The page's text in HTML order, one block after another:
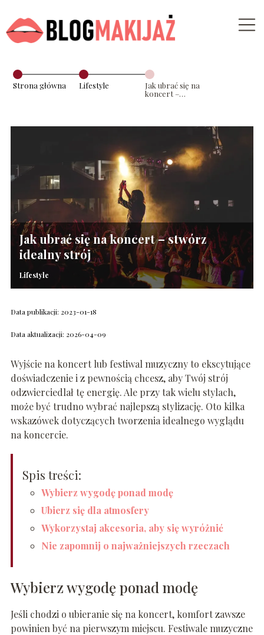
Strona główna Lifestyle
Jak ubrać się na
koncert –
Jak ubrać się na koncert – stwórz
idealny strój
Lifestyle
Data publikacji: 2023-01-18
Data aktualizacji: 2026-04-09
Wyjście na koncert lub festiwal muzyczny to ekscytujące
doświadczenie i z pewnością chcesz, aby Twój strój
odzwierciedlał tę energię. Ale przy tak wielu stylach,
może być trudno wybrać najlepszą stylizację. Oto kilka
wskazówek dotyczących tworzenia idealnego wyglądu
na koncercie.
Spis treści:
Wybierz wygodę ponad modę
Ubierz się dla atmosfery
Wykorzystaj akcesoria, aby się wyróżnić
Nie zapomnij o najważniejszych rzeczach
Wybierz wygodę ponad modę
Jeśli chodzi o ubieranie się na koncert, komfort zawsze
powinien być na pierwszym miejscu. Festiwale muzyczne